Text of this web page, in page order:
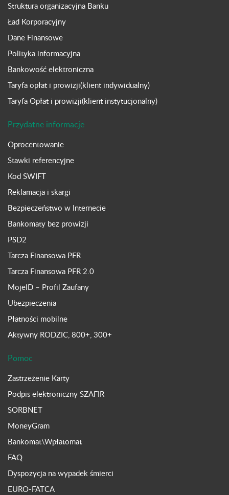
Struktura organizacyjna Banku
Ład Korporacyjny
Dane Finansowe
Polityka informacyjna
Bankowość elektroniczna
Taryfa opłat i prowizji(klient indywidualny)
Taryfa Opłat i prowizji(klient instytucjonalny)
Przydatne informacje
Oprocentowanie
Stawki referencyjne
Kod SWIFT
Reklamacja i skargi
Bezpieczeństwo w Internecie
Bankomaty bez prowizji
PSD2
Tarcza Finansowa PFR
Tarcza Finansowa PFR 2.0
MojeID – Profil Zaufany
Ubezpieczenia
Płatności mobilne
Aktywny RODZIC, 800+, 300+
Pomoc
Zastrzeżenie Karty
Podpis elektroniczny SZAFIR
SORBNET
MoneyGram
Bankomat\Wpłatomat
FAQ
Dyspozycja na wypadek śmierci
EURO-FATCA